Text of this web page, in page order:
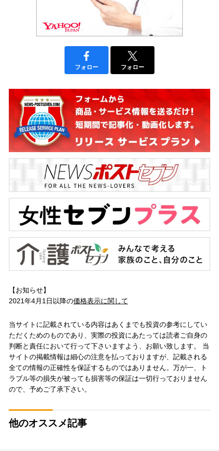
フォロー フォロー
【お知らせ】
2021年4月1日以降の価格表示に関して
当サイトに記載されている内容はあくまでも投資の参考にしてい
ただくためのものであり、実際の投資にあたっては読者ご自身の
判断と責任において行って下さいますよう、お願い致します。 当
サイトの掲載情報は細心の注意を払っておりますが、記載される
全ての情報の正確性を保証するものではありません。万が一、ト
ラブル等の損失が被っても損害等の保証は一切行っておりません
ので、予めご了承下さい。
他のオススメ記事